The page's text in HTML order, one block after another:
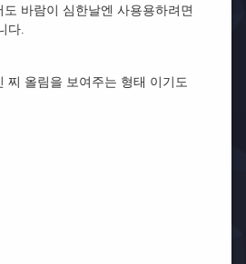
바람이 심한날엔 사용용하려면
다.
찌 올림을 보여주는 형태 이기도